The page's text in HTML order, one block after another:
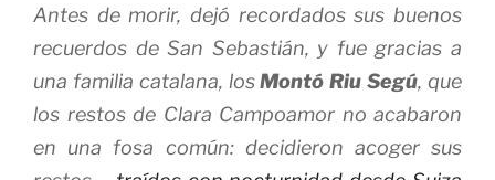
Antes de morir, dejó recordados sus buenos
recuerdos de San Sebastián, y fue gracias a
una familia catalana, losMontó Riu Segú, que
los restos de Clara Campoamor no acabaron
en una fosa común: decidieron acoger sus